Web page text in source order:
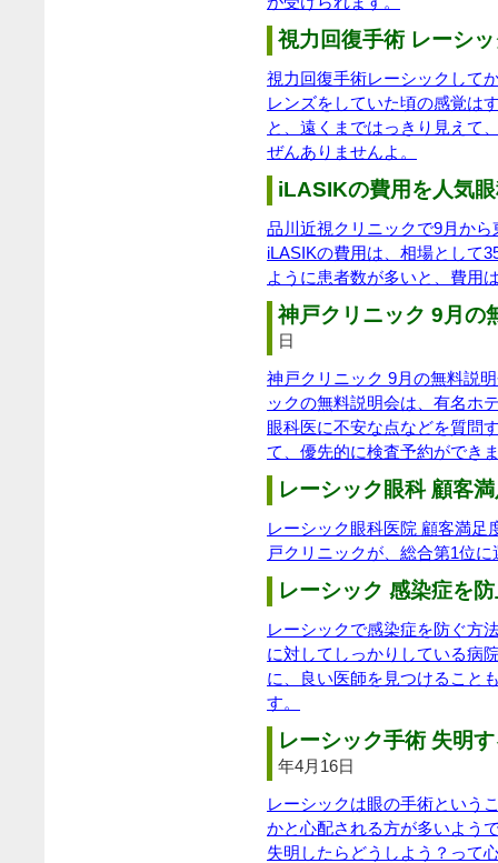
視力回復手術 レーシ
視力回復手術レーシックして
レンズをしていた頃の感覚は
と、遠くまではっきり見えて
ぜんありませんよ。
iLASIKの費用を人気
品川近視クリニックで9月か
iLASIKの費用は、相場として
ように患者数が多いと、費用
神戸クリニック 9月の
日
神戸クリニック 9月の無料説
ックの無料説明会は、有名ホ
眼科医に不安な点などを質問
て、優先的に検査予約ができ
レーシック眼科 顧客
レーシック眼科医院 顧客満足
戸クリニックが、総合第1位
レーシック 感染症を
レーシックで感染症を防ぐ方
に対してしっかりしている病
に、良い医師を見つけること
す。
レーシック手術 失明
年4月16日
レーシックは眼の手術という
かと心配される方が多いよう
失明したらどうしよう？って